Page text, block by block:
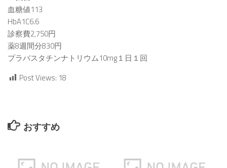
血糖値113
HbA1C6.6
診察費2,750円
薬8週間分830円
プラバスタチンナトリウム10mg１日１回
Post Views: 18
おすすめ